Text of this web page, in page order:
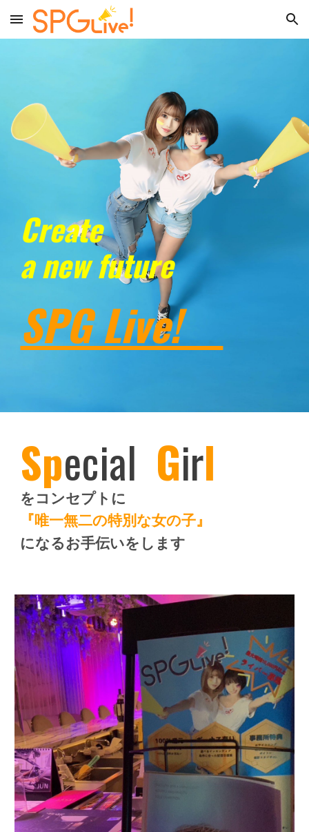
Skip to main content Skip to navigation
Create
a new future
SPG Live!
Special Girl
をコンセプトに
『唯一無二の特別な女の子』
になるお手伝いをします